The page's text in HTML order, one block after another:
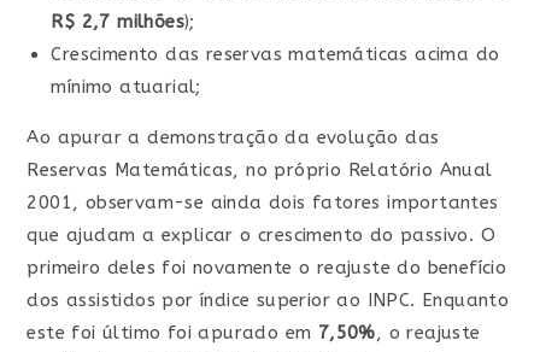
R$ 2,7 milhões);
Crescimento das reservas matemáticas acima do
mínimo atuarial;
Ao apurar a demonstração da evolução das
Reservas Matemáticas, no próprio Relatório Anual
2001, observam-se ainda dois fatores importantes
que ajudam a explicar o crescimento do passivo. O
primeiro deles foi novamente o reajuste do benefício
dos assistidos por índice superior ao INPC. Enquanto
este foi último foi apurado em 7,50%, o reajuste